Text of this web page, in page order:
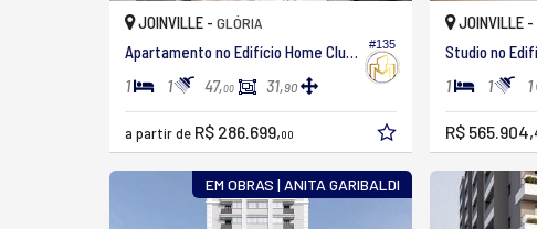
#135
JOINVILLE - GLÓRIA
Apartamento no Edifício Home Club Benjamin
1 1 47,00 31,90
a partir de R$ 286.699,00
JOINVILLE -
Studio no
1 1 1
R$ 565.904,
EM OBRAS | ANITA GARIBALDI